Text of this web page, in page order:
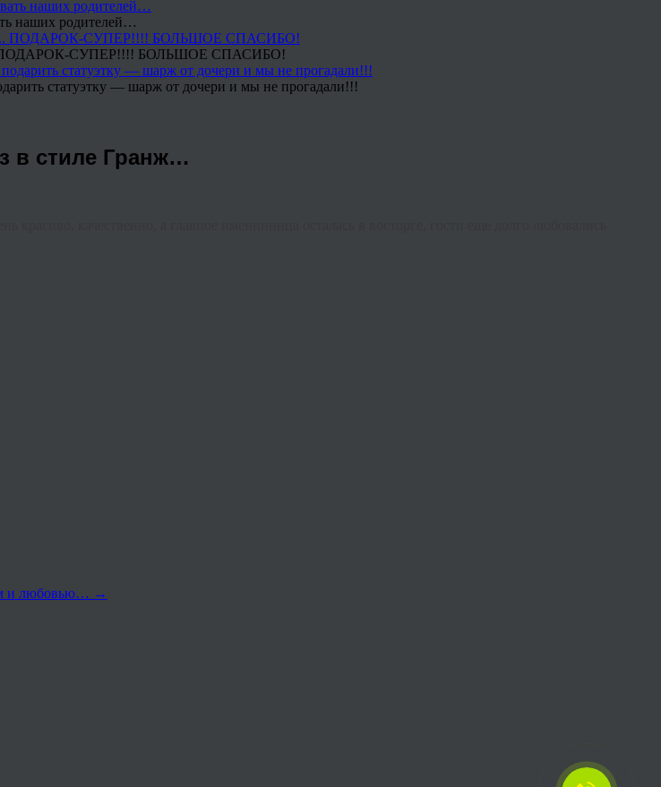
наших родителей…
СУПЕР!!!! БОЛЬШОЕ СПАСИБО!
статуэтку — шарж от дочери и мы не прогадали!!!
в стиле Гранж…
и любовью… →